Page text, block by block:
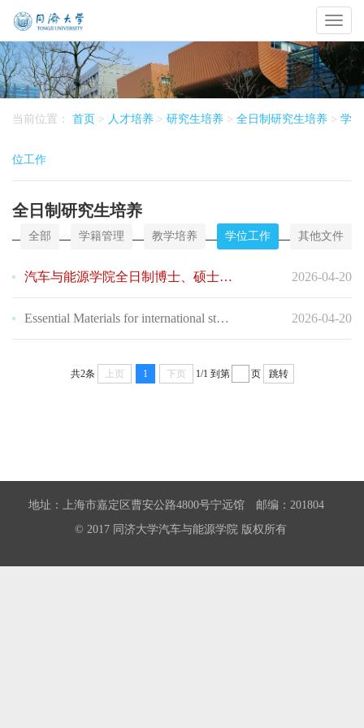
Toggle
当前位置： 首页 > 人才培养 > 研究生培养 > 全日制研究生培养 > 学
位工作
全日制研究生培养
全部 学籍管理 教学培养 学位工作 其他文件
2026-04-20
汽车与能源学院全日制博士、硕士答辩及申请学位流程和材料下载大全
2026-04-20
Essential Materials for international student（留学生答辩材料及相关流程 ）
共2条 上页 1 下页 1/1 到第 页 跳转
地址：上海市嘉定区曹安公路4800号宁远馆 邮编：201804
© 2017 同济大学汽车与能源学院 版权所有